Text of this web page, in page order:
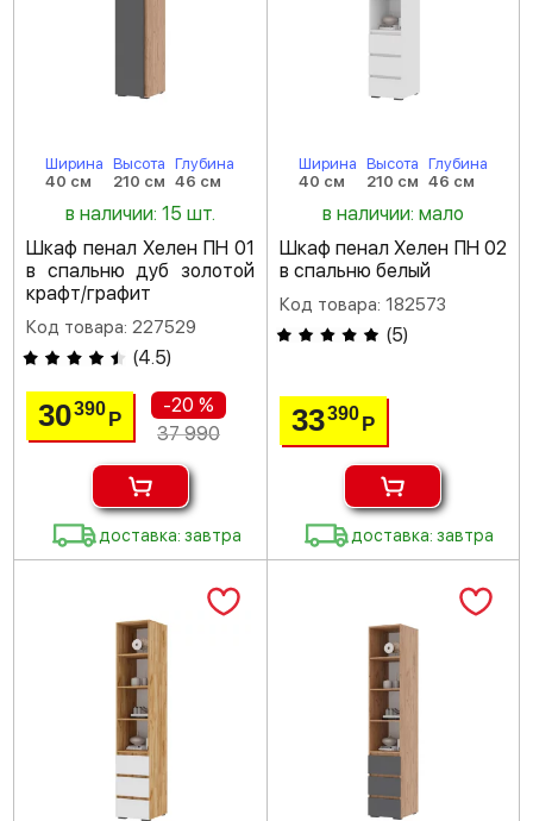
Ширина
40 см
Высота
210 см
Глубина
46 см
в наличии: 15 шт.
Шкаф пенал Хелен ПН 01
в спальню дуб золотой
крафт/графит
Код товара: 227529
(4.5)
30390Р
-20 %
37 990
доставка: завтра
Ширина
40 см
Высота
210 см
Глубина
46 см
в наличии: мало
Шкаф пенал Хелен ПН 02
в спальню белый
Код товара: 182573
(5)
33390 Р
доставка: завтра